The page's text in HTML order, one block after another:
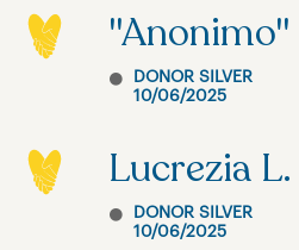
"Anonimo"
DONOR SILVER
10/06/2025
Lucrezia L.
DONOR SILVER
10/06/2025